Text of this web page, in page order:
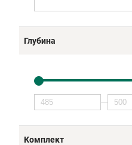
Глубина
Комплект